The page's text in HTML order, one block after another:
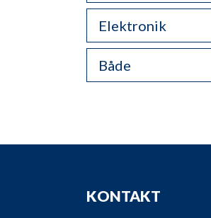
Elektronik
Både
KONTAKT